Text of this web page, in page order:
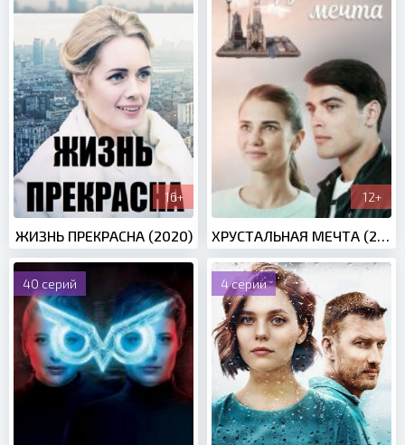
16+
ЖИЗНЬ ПРЕКРАСНА (2020)
12+
40 серий 4 серии